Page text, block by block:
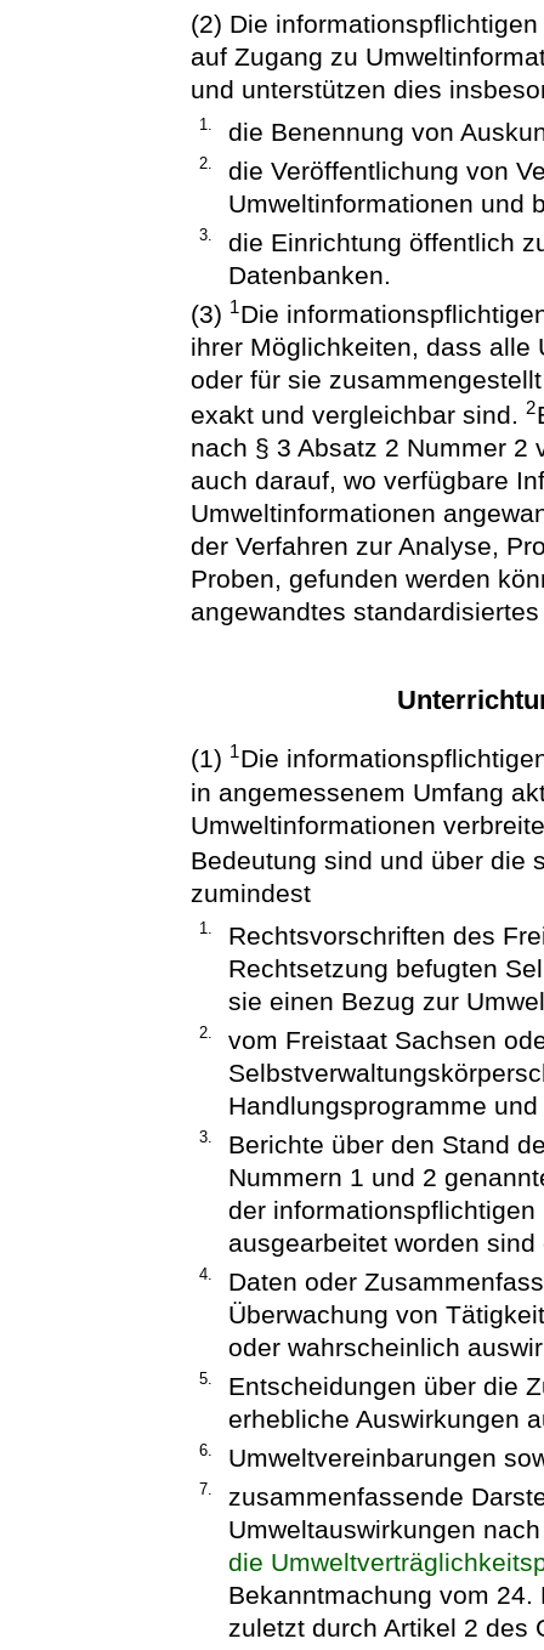
(2) Die
auf Zugang zu
und unterstützen dies
1. die Benennung von
2.
die Veröffentlichung von
Umweltinformationen und
3.
die Einrichtung öffentlich
Datenbanken.
(3) 1Die
ihrer Möglichkeiten, dass alle
oder für sie
exakt und vergleichbar sind.2
nach § 3 Absatz 2 Nummer 2
auch darauf, wo verfügbare
Umweltinformationen
der Verfahren zur Analyse,
Proben, gefunden werden
angewandtes
(1) 1Die
in angemessenem Umfang
Umweltinformationen
Bedeutung sind und über die
zumindest
1.
Rechtsvorschriften des
Rechtsetzung befugten
sie einen Bezug zur
2.
vom Freistaat Sachsen
Handlungsprogramme
3.
Berichte über den Stand
Nummern 1 und 2
der
ausgearbeitet worden
4.
Daten oder
Überwachung von
oder wahrscheinlich
5.
Entscheidungen über die
erhebliche Auswirkungen
6. Umweltvereinbarungen
7.
zusammenfassende
Umweltauswirkungen
die
Bekanntmachung vom
zuletzt durch Artikel 2 des